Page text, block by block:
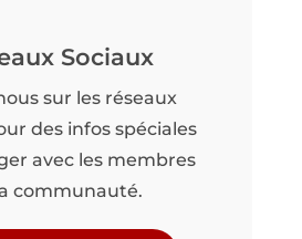
Sociaux
sur les réseaux
des infos spéciales
avec les membres
communauté.